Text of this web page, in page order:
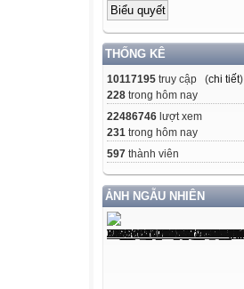
THỐNG KÊ
10117195 truy cập (chi tiết)
228 trong hôm nay
22486746 lượt xem
231 trong hôm nay
597 thành viên
ẢNH NGẪU NHIÊN